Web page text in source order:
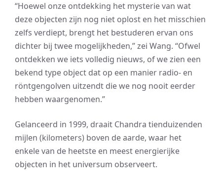
“Hoewel onze ontdekking het mysterie van wat
deze objecten zijn nog niet oplost en het misschien
zelfs verdiept, brengt het bestuderen ervan ons
dichter bij twee mogelijkheden,” zei Wang. “Ofwel
ontdekken we iets volledig nieuws, of we zien een
bekend type object dat op een manier radio- en
röntgengolven uitzendt die we nog nooit eerder
hebben waargenomen.”
Gelanceerd in 1999, draait Chandra tienduizenden
mijlen (kilometers) boven de aarde, waar het
enkele van de heetste en meest energierijke
objecten in het universum observeert.